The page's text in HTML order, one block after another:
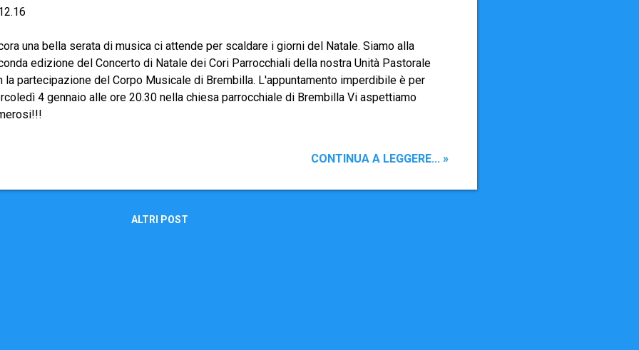
una bella serata di musica ci attende per scaldare i giorni del Natale. Siamo alla
edizione del Concerto di Natale dei Cori Parrocchiali della nostra Unità Pastorale
la partecipazione del Corpo Musicale di Brembilla. L'appuntamento imperdibile è per
4 gennaio alle ore 20.30 nella chiesa parrocchiale di Brembilla Vi aspettiamo
CONTINUA A LEGGERE... »
ALTRI POST